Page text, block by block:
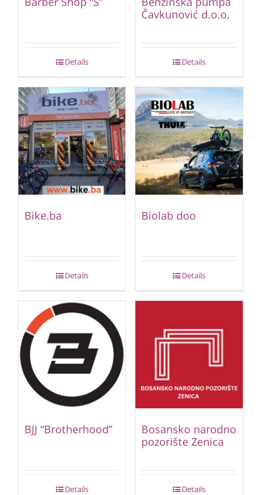
Details
Čavkunović d.o.o.
Details
Bike.ba
Details
Biolab doo
Details
BJJ “Brotherhood”
Details
Bosansko narodno
pozorište Zenica
Details